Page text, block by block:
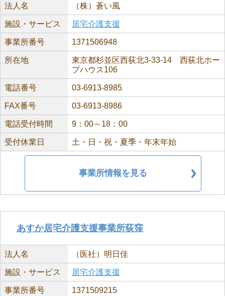
法人名 （株）蒼い風
施設・サービス 居宅介護支援
事業所番号 1371506948
所在地
東京都杉並区西荻北3-33-14 西荻北ホー
プハウス106
電話番号 03-6913-8985
FAX番号 03-6913-8986
電話受付時間 9：00～18：00
受付休業日 土・日・祝・夏季・年末年始
事業所情報を見る
あすか居宅介護支援事業所荻窪
法人名 （医社）明日佳
施設・サービス 居宅介護支援
事業所番号 1371509215